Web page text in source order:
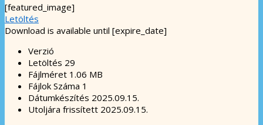
[featured_image]
Letöltés
Download is available until [expire_date]
Verzió
Letöltés 29
Fájlméret 1.06 MB
Fájlok Száma 1
Dátumkészítés 2025.09.15.
Utoljára frissített 2025.09.15.